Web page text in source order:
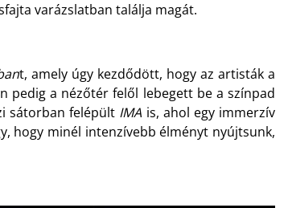
varázslatban találja magát.
t, amely úgy kezdődött, hogy az artisták a
pedig a nézőtér felől lebegett be a színpad
sátorban felépült IMA is, ahol egy immerzív
hogy minél intenzívebb élményt nyújtsunk,